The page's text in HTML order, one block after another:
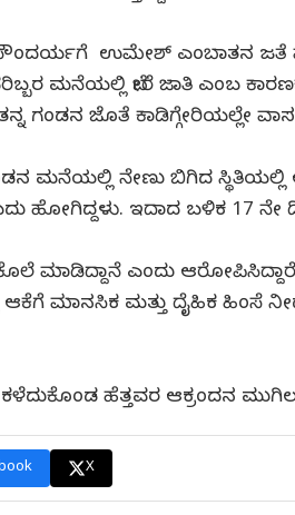
ಉಮೇಶ್ ಎಂಬಾತನ ಜತೆ
ಮನೆಯಲ್ಲಿ ಬೇರೆ ಜಾತಿ ಎಂಬ
ಗಂಡನ ಜೊತೆ ಕಾಡಿಗ್ಗೇರಿಯಲ್ಲೇ
ಮನೆಯಲ್ಲಿ ನೇಣು ಬಿಗಿದ ಸ್ಥಿತಿಯಲ್ಲಿ
ಹೋಗಿದ್ದಳು. ಇದಾದ ಬಳಿಕ 17
ಮಾಡಿದ್ದಾನೆ ಎಂದು
ಆಕೆಗೆ ಮಾನಸಿಕ ಮತ್ತು ದೈಹಿಕ ಹಿಂಸೆ
ಕಳೆದುಕೊಂಡ ಹೆತ್ತವರ ಆಕ್ರಂದನ
X